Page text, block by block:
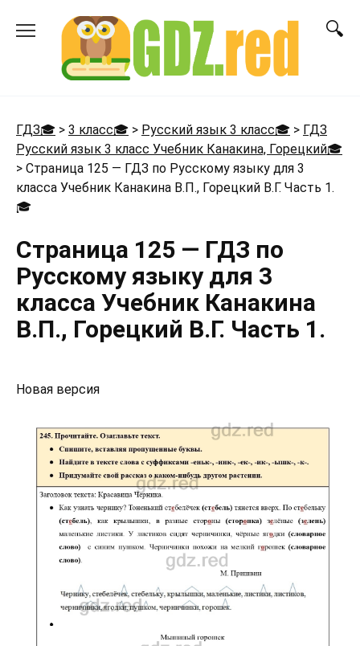
ГДЗ🎓 > 3 класс🎓 > Русский язык 3 класс🎓 > ГДЗ
Русский язык 3 класс Учебник Канакина, Горецкий🎓
> Страница 125 — ГДЗ по Русскому языку для 3
класса Учебник Канакина В.П., Горецкий В.Г. Часть 1.
🎓
Страница 125 — ГДЗ по
Русскому языку для 3
класса Учебник Канакина
В.П., Горецкий В.Г. Часть 1.
Новая версия